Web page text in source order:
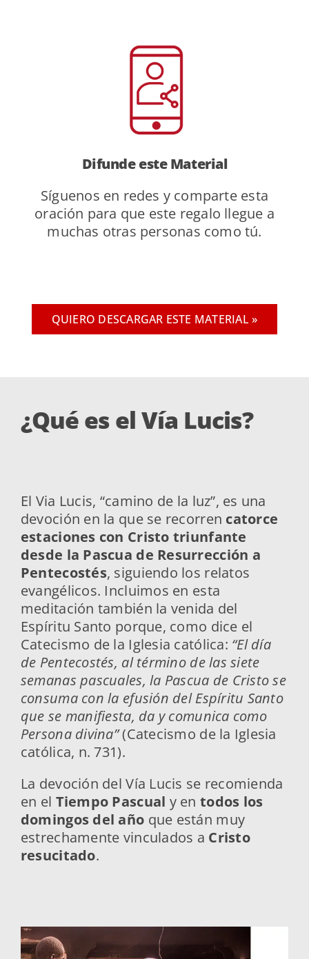
Difundeeste Material
Síguenos en redes y comparte esta
oración para que este regalo llegue a
muchas otras personas como tú.
QUIERO DESCARGAR ESTE MATERIAL »
¿Qué es el Vía Lucis?
El Via Lucis, “camino de la luz”, es una
devoción en la que se recorren catorce
estaciones con Cristo triunfante
desde la Pascua de Resurrección a
Pentecostés, siguiendo los relatos
evangélicos. Incluimos en esta
meditación también la venida del
Espíritu Santo porque, como dice el
Catecismo de la Iglesia católica: “El día
de Pentecostés, al término de las siete
semanas pascuales, la Pascua de Cristo se
consuma con la efusión del Espíritu Santo
que se manifiesta, da y comunica como
Persona divina”(Catecismo de la Iglesia
católica, n. 731).
La devoción del Vía Lucis se recomienda
en el Tiempo Pascual y en todos los
domingos del año que están muy
estrechamente vinculados a Cristo
resucitado.